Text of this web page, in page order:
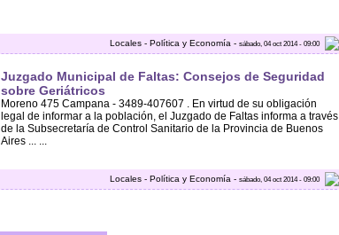
Locales - Política y Economía - sábado, 04 oct 2014 - 09:00
Juzgado Municipal de Faltas: Consejos de Seguridad
sobre Geriátricos
Moreno 475 Campana - 3489-407607 . En virtud de su obligación
legal de informar a la población, el Juzgado de Faltas informa a través
de la Subsecretaría de Control Sanitario de la Provincia de Buenos
Aires ... ...
Locales - Política y Economía - sábado, 04 oct 2014 - 09:00